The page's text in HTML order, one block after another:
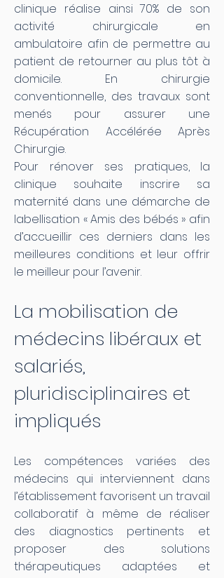
clinique réalise ainsi 70% de son
activité chirurgicale en
ambulatoire afin de permettre au
patient de retourner au plus tôt à
domicile. En chirurgie
conventionnelle, des travaux sont
menés pour assurer une
Récupération Accélérée Après
Chirurgie.
Pour rénover ses pratiques, la
clinique souhaite inscrire sa
maternité dans une démarche de
labellisation « Amis des bébés » afin
d’accueillir ces derniers dans les
meilleures conditions et leur offrir
le meilleur pour l’avenir.
La mobilisation de
médecins libéraux et
salariés,
pluridisciplinaires et
impliqués
Les compétences variées des
médecins qui interviennent dans
l’établissement favorisent un travail
collaboratif à même de réaliser
des diagnostics pertinents et
proposer des solutions
thérapeutiques adaptées et